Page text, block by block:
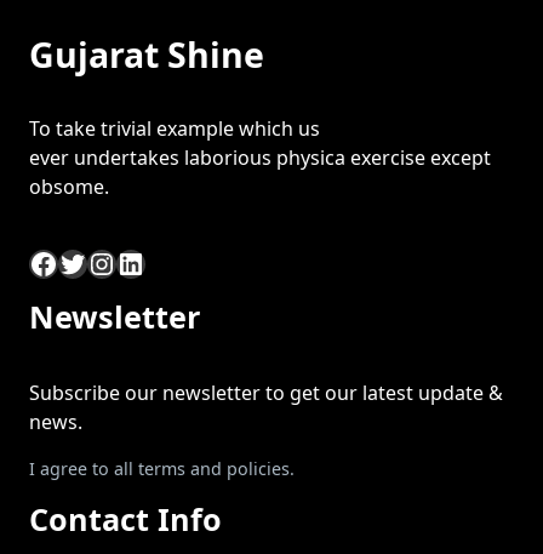
Gujarat Shine
To take trivial example which us
ever undertakes laborious physica exercise except
obsome.
Facebook Twitter InstagramLinkedIn
Newsletter
Subscribe our newsletter to get our latest update &
news.
I agree to all terms and policies.
Contact Info